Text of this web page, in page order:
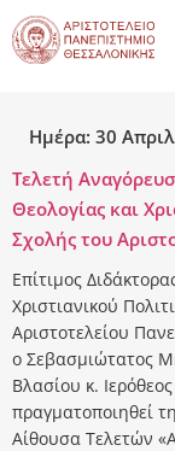
περιεχόμενο
Ημέρα: 30
Τελετή
Θεολογίας και
Σχολής του
Επίτιμος
Χριστιανικού
Αριστοτελείου
ο Σεβασμιώτατος
Βλασίου κ.
πραγματοποιηθεί
Αίθουσα Τελετών